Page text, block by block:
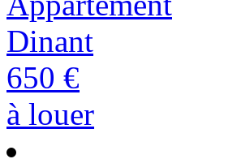
Dinant
650 €
à louer